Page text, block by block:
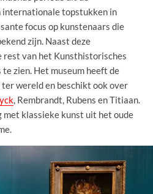
internationale topstukken in
focus op kunstenaars die
zijn. Naast deze
van het Kunsthistorisches
zien. Het museum heeft de
wereld en beschikt ook over
, Rembrandt, Rubens en Titiaan.
met klassieke kunst uit het oude